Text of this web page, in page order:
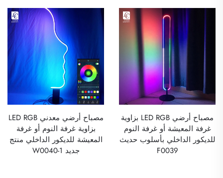
مصباح أرضي LED RGB بزاوية
غرفة المعيشة أو غرفة النوم
للديكور الداخلي بأسلوب حديث
F0039
مصباح أرضي معدني LED RGB
بزاوية غرفة النوم أو غرفة
المعيشة للديكور الداخلي منتج
جديد W0040-1